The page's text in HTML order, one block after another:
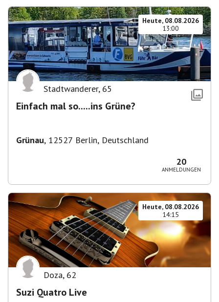
Heute, 08.08.2026
13:00
Stadtwanderer, 65
Einfach mal so.....ins Grüne?
Grünau, 12527 Berlin, Deutschland
20
ANMELDUNGEN
Heute, 08.08.2026
14:15
Doza, 62
Suzi Quatro Live